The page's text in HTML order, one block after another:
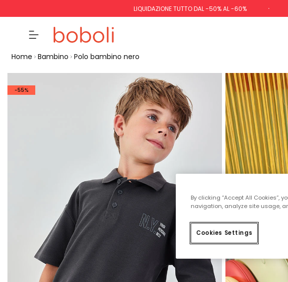
LIQUIDAZIONE TUTTO DAL -50% AL -60%
Home Bambino Polo bambino nero
-55%
By clicking “Accept All Cookies”,
navigation, analyze site usage,
Cookies Settings